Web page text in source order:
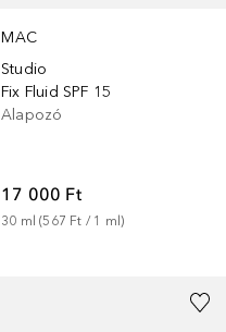
MAC
Studio
Fix Fluid SPF 15
Alapozó
17 000 Ft
30 ml (567 Ft / 1 ml)